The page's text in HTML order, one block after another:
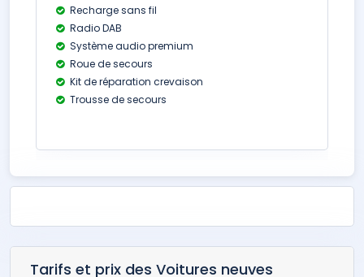
Recharge sans fil
Radio DAB
Système audio premium
Roue de secours
Kit de réparation crevaison
Trousse de secours
Tarifs et prix des Voitures neuves